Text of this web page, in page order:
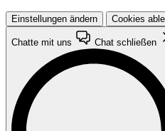
Einstellungen ändern Cookies
Chatte mit uns Chat schließen